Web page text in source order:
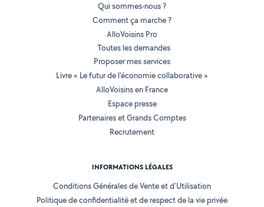
Qui sommes-nous ?
Comment ça marche ?
AlloVoisins Pro
Toutes les demandes
Proposer mes services
Livre « Le futur de l'économie collaborative »
AlloVoisins en France
Espace presse
Partenaires et Grands Comptes
Recrutement
INFORMATIONS LÉGALES
Conditions Générales de Vente et d'Utilisation
Politique de confidentialité et de respect de la vie privée